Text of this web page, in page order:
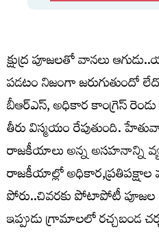
క్షుద్ర పూజలతో వానలు
పడటం నిజంగా జరుగుతుందో
బీఆర్ఎస్, అధికార కాంగ్రెస్
తీరు విస్మయం రేపుతుంది.
రాజకీయాలు అన్న అసహనాన్ని
రాజకీయాల్లో అధికార,ప్రతిపక్షాల
పోరు..చివరకు పోటాపోటీ
ఇప్పుడు గ్రామాలలో రచ్చబండ